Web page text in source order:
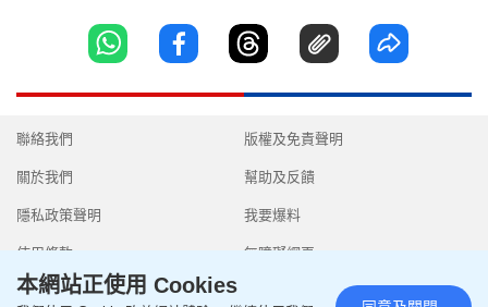
聯絡我們
關於我們
隱私政策聲明
使用條款
版權及免責聲明
幫助及反饋
我要爆料
無障礙網頁
本網站正使用 Cookies